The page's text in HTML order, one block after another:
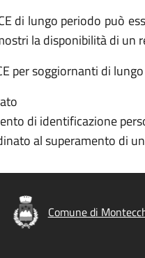
di lungo periodo può
la disponibilità di un
per soggiornanti di
di identificazione
al superamento di
Comune di